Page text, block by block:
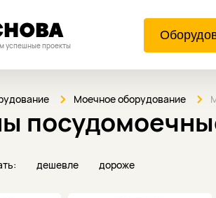
успешные проекты
Моечное оборудование
дешевле дороже